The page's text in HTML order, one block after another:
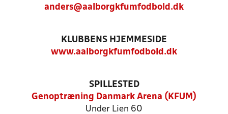
anders@aalborgkfumfodbold.dk
KLUBBENS HJEMMESIDE
www.aalborgkfumfodbold.dk
SPILLESTED
Genoptræning Danmark Arena (KFUM)
Under Lien 60